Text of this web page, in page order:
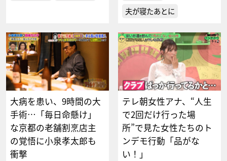
夫が寝たあとに
大病を患い、9時間の大
手術…「毎日命懸け」
な京都の老舗割烹店主
の覚悟に小泉孝太郎も
衝撃
テレ朝女性アナ、“人生
で2回だけ行った場
所”で見た女性たちのト
ンデモ行動「品がな
い！」